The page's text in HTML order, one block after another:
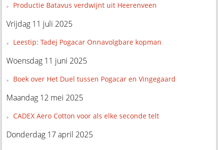
Productie Batavus verdwijnt uit Heerenveen
Vrijdag 11 juli 2025
Leestip: Tadej Pogacar Onnavolgbare kopman
Woensdag 11 juni 2025
Boek over Het Duel tussen Pogacar en Vingegaard
Maandag 12 mei 2025
CADEX Aero Cotton voor als elke seconde telt
Donderdag 17 april 2025